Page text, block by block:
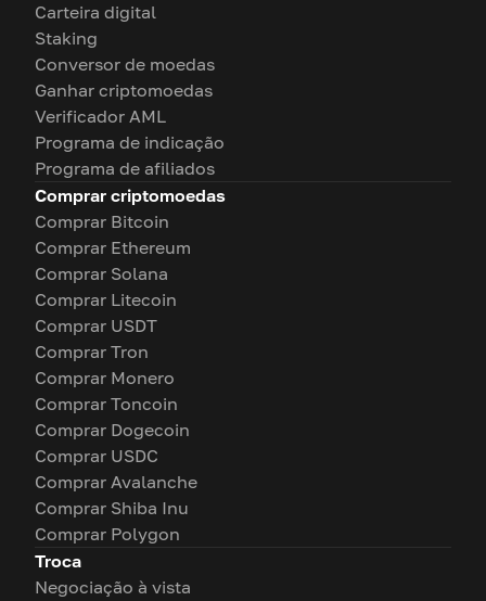
Carteira digital
Staking
Conversor de moedas
Ganhar criptomoedas
Verificador AML
Programa de indicação
Programa de afiliados
Comprar criptomoedas
Comprar Bitcoin
Comprar Ethereum
Comprar Solana
Comprar Litecoin
Comprar USDT
Comprar Tron
Comprar Monero
Comprar Toncoin
Comprar Dogecoin
Comprar USDC
Comprar Avalanche
Comprar Shiba Inu
Comprar Polygon
Troca
Negociação à vista